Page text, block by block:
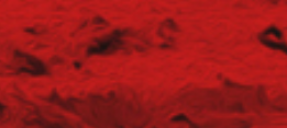
maszyn budowlanych (K/